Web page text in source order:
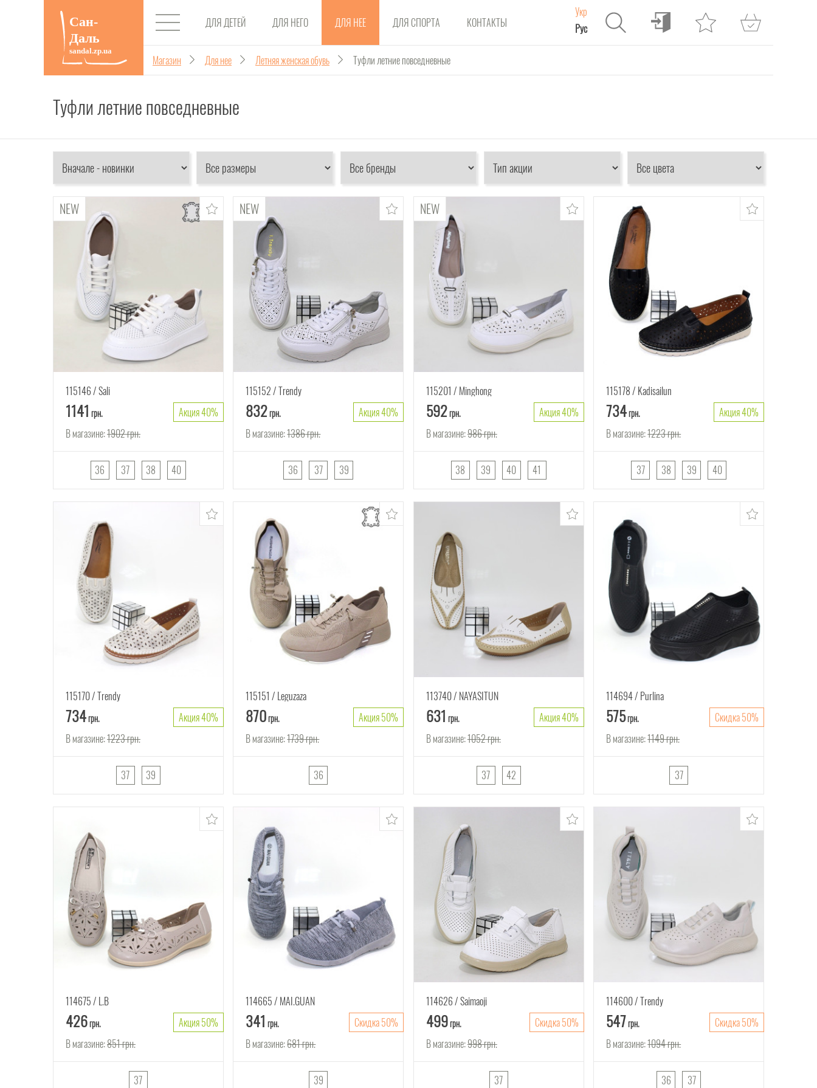
ДЛЯ ДЕТЕЙ ДЛЯ НЕГО ДЛЯ НЕЕ ДЛЯ СПОРТА КОНТАКТЫ
Укр
Рус
Магазин Для нее Летняя женская обувь Туфли летние повседневные
Туфли летние повседневные
115146 Sali
1141 грн.
Акция 40%
В магазине:1902грн.
36 37 38 40
115152 Trendy
832грн.
Акция 40%
В магазине:1386грн.
36 37 39
115201 Minghong
592грн.
Акция 40%
В магазине:986грн.
38 39 40 41
115178 Kadisailun
734грн.
Акция 40%
В магазине:1223грн.
37 38 39 40
115170 Trendy
734грн.
Акция 40%
В магазине:1223грн.
37 39
115151 Leguzaza
870грн.
Акция 50%
В магазине:1739грн.
36
113740 NAYASITUN
631 грн.
Акция 40%
В магазине:1052грн.
37 42
114694 Purlina
575грн.
Скидка 50%
В магазине:1149грн.
37
114675 L.B
426грн.
Акция 50%
В магазине:851грн.
37
114665 MAI.GUAN
341 грн.
Скидка 50%
В магазине:681грн.
39
114626 Saimaoji
499грн.
Скидка 50%
В магазине:998грн.
37
114600 Trendy
547грн.
Скидка 50%
В магазине:1094грн.
36 37